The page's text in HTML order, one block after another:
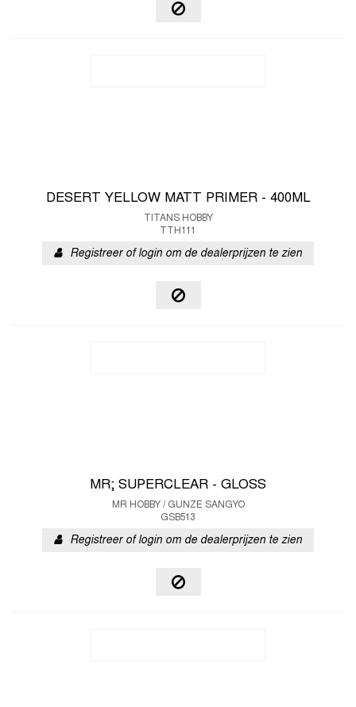
DESERT YELLOW MATT PRIMER - 400ML
TITANS HOBBY
TTH111
Registreer of login om de dealerprijzen te zien
MR; SUPERCLEAR - GLOSS
MR HOBBY / GUNZE SANGYO
GSB513
Registreer of login om de dealerprijzen te zien